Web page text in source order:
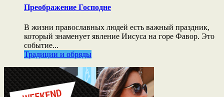
Преображение Господне
В жизни православных людей есть важный праздник,
который знаменует явление Иисуса на горе Фавор. Это
событие...
Традиции и обряды